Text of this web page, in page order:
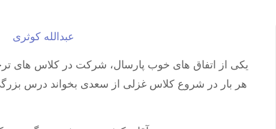
یکی از اتفاق های خوب پارسال، شرکت در کلاس های
هر بار در شروع کلاس غزلی از سعدی بخواند درس